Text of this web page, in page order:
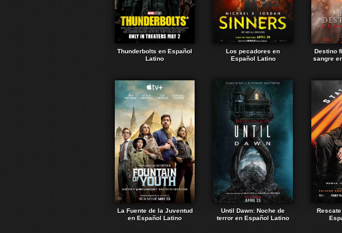
Thunderbolts en Español
Latino
Los pecadores en
Español Latino
Destino
sangre
La Fuente de la Juventud
en Español Latino
Until Dawn: Noche de
terror en Español Latino